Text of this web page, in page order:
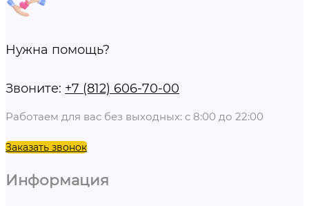
Нужна помощь?
Звоните: +7 (812) 606-70-00
Работаем для вас без выходных: с 8:00 до 22:00
Заказать звонок
Информация